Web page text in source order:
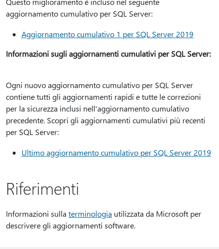
aggiornamento cumulativo per SQL Server:
Aggiornamento cumulativo 1 per SQL Server 2019
Informazioni sugli aggiornamenti cumulativi per SQL Server:
Ogni nuovo aggiornamento cumulativo per SQL Server
contiene tutti gli aggiornamenti rapidi e tutte le correzioni
per la sicurezza inclusi nell'aggiornamento cumulativo
precedente. Scopri gli aggiornamenti cumulativi più recenti
per SQL Server:
Ultimo aggiornamento cumulativo per SQL Server 2019
Riferimenti
Informazioni sulla terminologia utilizzata da Microsoft per
descrivere gli aggiornamenti software.